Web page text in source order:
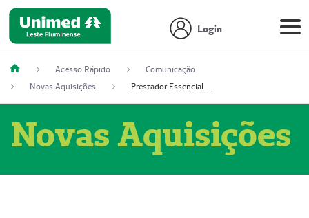
Login
Acesso Rápido
Comunicação
Novas Aquisições
Prestador Essencial Gestão em Saúde Ereli (51004354-7)
Novas Aquisições